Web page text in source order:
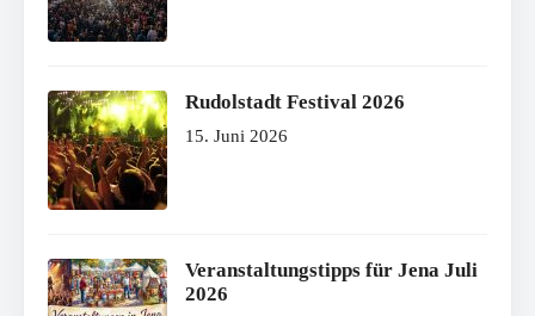
Rudolstadt Festival 2026
15. Juni 2026
Veranstaltungstipps für Jena Juli
2026